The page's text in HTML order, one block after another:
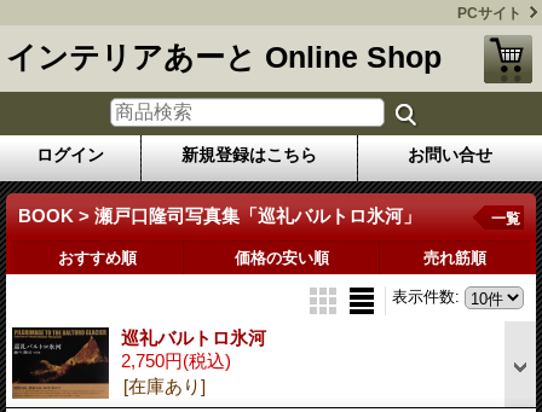
PCサイト
インテリアあーと Online Shop
ログイン 新規登録はこちら お問い合せ
BOOK > 瀬戸口隆司写真集「巡礼バルトロ氷河」 一覧
おすすめ順 価格の安い順 売れ筋順
表示件数:
巡礼バルトロ氷河
2,750円(税込)
[在庫あり]